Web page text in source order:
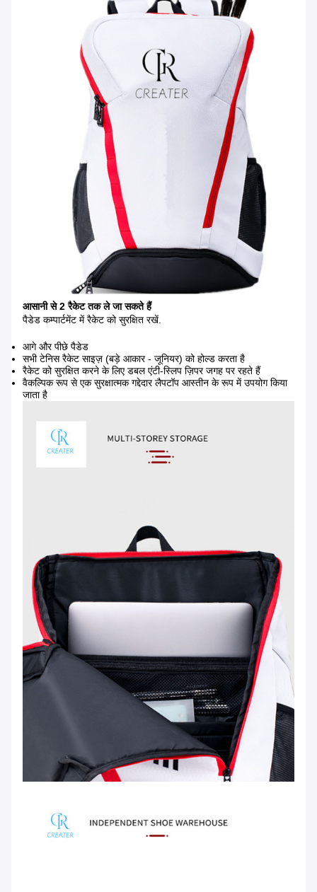
आसानी से 2 रैकेट तक ले जा सकते हैं
पैडेड कम्पार्टमेंट में रैकेट को सुरक्षित रखें.
आगे और पीछे पैडेड
सभी टेनिस रैकेट साइज़ (बड़े आकार - जूनियर) को होल्ड करता है
रैकेट को सुरक्षित करने के लिए डबल एंटी-स्लिप ज़िपर जगह पर रहते हैं
वैकल्पिक रूप से एक सुरक्षात्मक गद्देदार लैपटॉप आस्तीन के रूप में उपयोग किया
जाता है